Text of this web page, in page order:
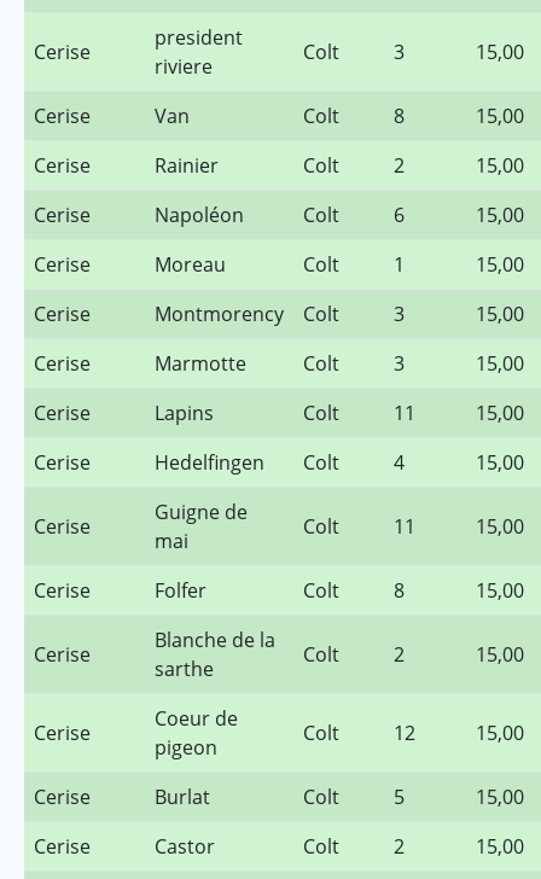
Cerise
president
riviere
Colt 3 15,00
Cerise Van Colt 8
15,00
Cerise
Rainier Colt 2
15,00
Cerise
Napoléon Colt 6
15,00
Cerise
Moreau Colt 1
15,00
Cerise
Montmorency Colt 3
15,00
Cerise
Marmotte Colt 3
15,00
Cerise
Lapins Colt 11
15,00
Cerise
Hedelfingen Colt 4 15,00
Cerise
Guigne de
mai
Colt 11 15,00
Cerise Folfer Colt 8 15,00
Cerise
Blanche de la
sarthe
Colt 2 15,00
Cerise
Coeur de
pigeon
Colt 12 15,00
Cerise Burlat Colt 5
15,00
Cerise
Castor Colt 2
15,00